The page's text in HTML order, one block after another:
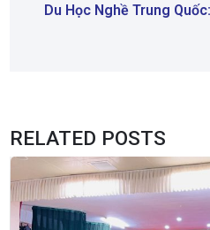
Du Học Nghề Trung
RELATED POSTS